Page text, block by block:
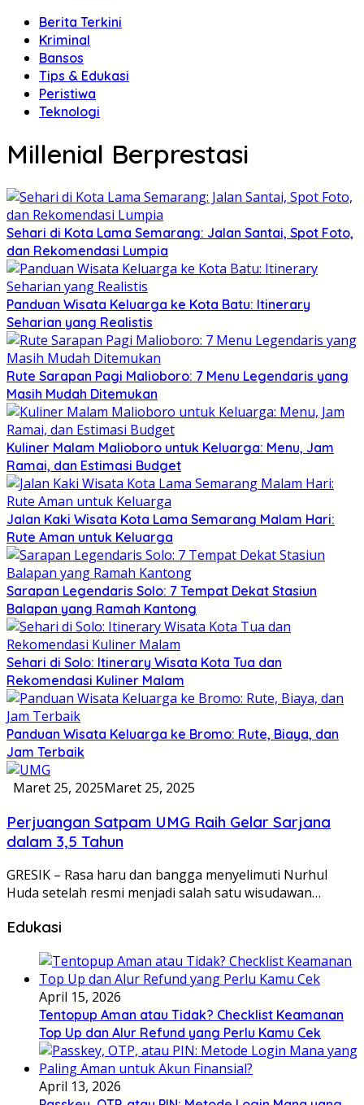
Berita Terkini
Kriminal
Bansos
Tips & Edukasi
Peristiwa
Teknologi
Millenial Berprestasi
Sehari di Kota Lama Semarang: Jalan Santai, Spot Foto,
dan Rekomendasi Lumpia
Panduan Wisata Keluarga ke Kota Batu: Itinerary
Seharian yang Realistis
Rute Sarapan Pagi Malioboro: 7 Menu Legendaris yang
Masih Mudah Ditemukan
Kuliner Malam Malioboro untuk Keluarga: Menu, Jam
Ramai, dan Estimasi Budget
Jalan Kaki Wisata Kota Lama Semarang Malam Hari:
Rute Aman untuk Keluarga
Sarapan Legendaris Solo: 7 Tempat Dekat Stasiun
Balapan yang Ramah Kantong
Sehari di Solo: Itinerary Wisata Kota Tua dan
Rekomendasi Kuliner Malam
Panduan Wisata Keluarga ke Bromo: Rute, Biaya, dan
Jam Terbaik
Maret 25, 2025Maret 25, 2025
Perjuangan Satpam UMG Raih Gelar Sarjana
dalam 3,5 Tahun
GRESIK – Rasa haru dan bangga menyelimuti Nurhul
Huda setelah resmi menjadi salah satu wisudawan…
Edukasi
April 15, 2026
Tentopup Aman atau Tidak? Checklist Keamanan
Top Up dan Alur Refund yang Perlu Kamu Cek
April 13, 2026